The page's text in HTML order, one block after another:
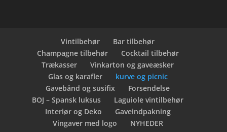
Vintilbehør
Bar tilbehør
Champagne tilbehør
Cocktail tilbehør
Trækasser
Vinkarton og gaveæsker
Glas og karafler
kurve og picnic
Gavebånd og susifix
Forsendelse
BOJ – Spansk luksus
Laguiole vintilbehør
Interiør og Deko
Gaveindpakning
Vingaver med logo
NYHEDER